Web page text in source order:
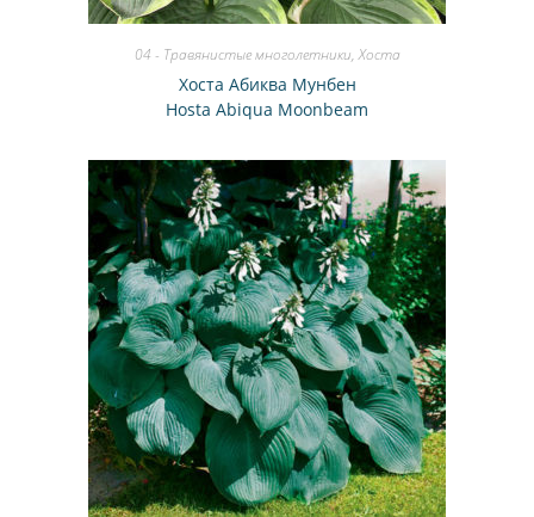
04 - Травянистые многолетники,Хоста
Хоста Абиква Мунбен
Hosta Abiqua Moonbeam